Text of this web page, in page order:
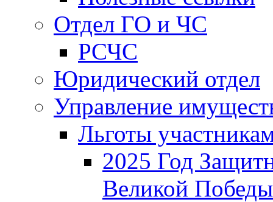
Отдел ГО и ЧС
РСЧС
Юридический отдел
Управление
Льготы
2025 Год
Великой Победы